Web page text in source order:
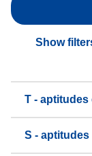
Show
T -
S - aptitudes